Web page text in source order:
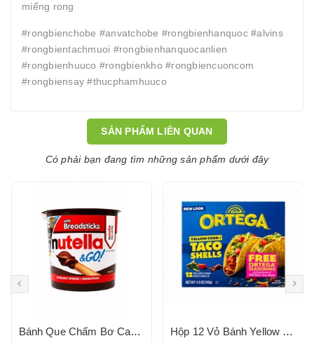
miếng rong
#rongbienchobe #anvatchobe #rongbienhanquoc #alvins
#rongbientachmuoi #rongbienhanquocanlien
#rongbienhuuco #rongbienkho #rongbiencuoncom
#rongbiensay #thucphamhuuco
SẢN PHẨM LIÊN QUAN
Có phải bạn đang tìm những sản phẩm dưới đây
Bánh Que Chấm Bơ Cacao Hạt Phỉ Snack Nutella & Go Breadstick 52g Hộp 12 Vỏ Bánh Yellow Corn Taco Shells ORTEGA 140g